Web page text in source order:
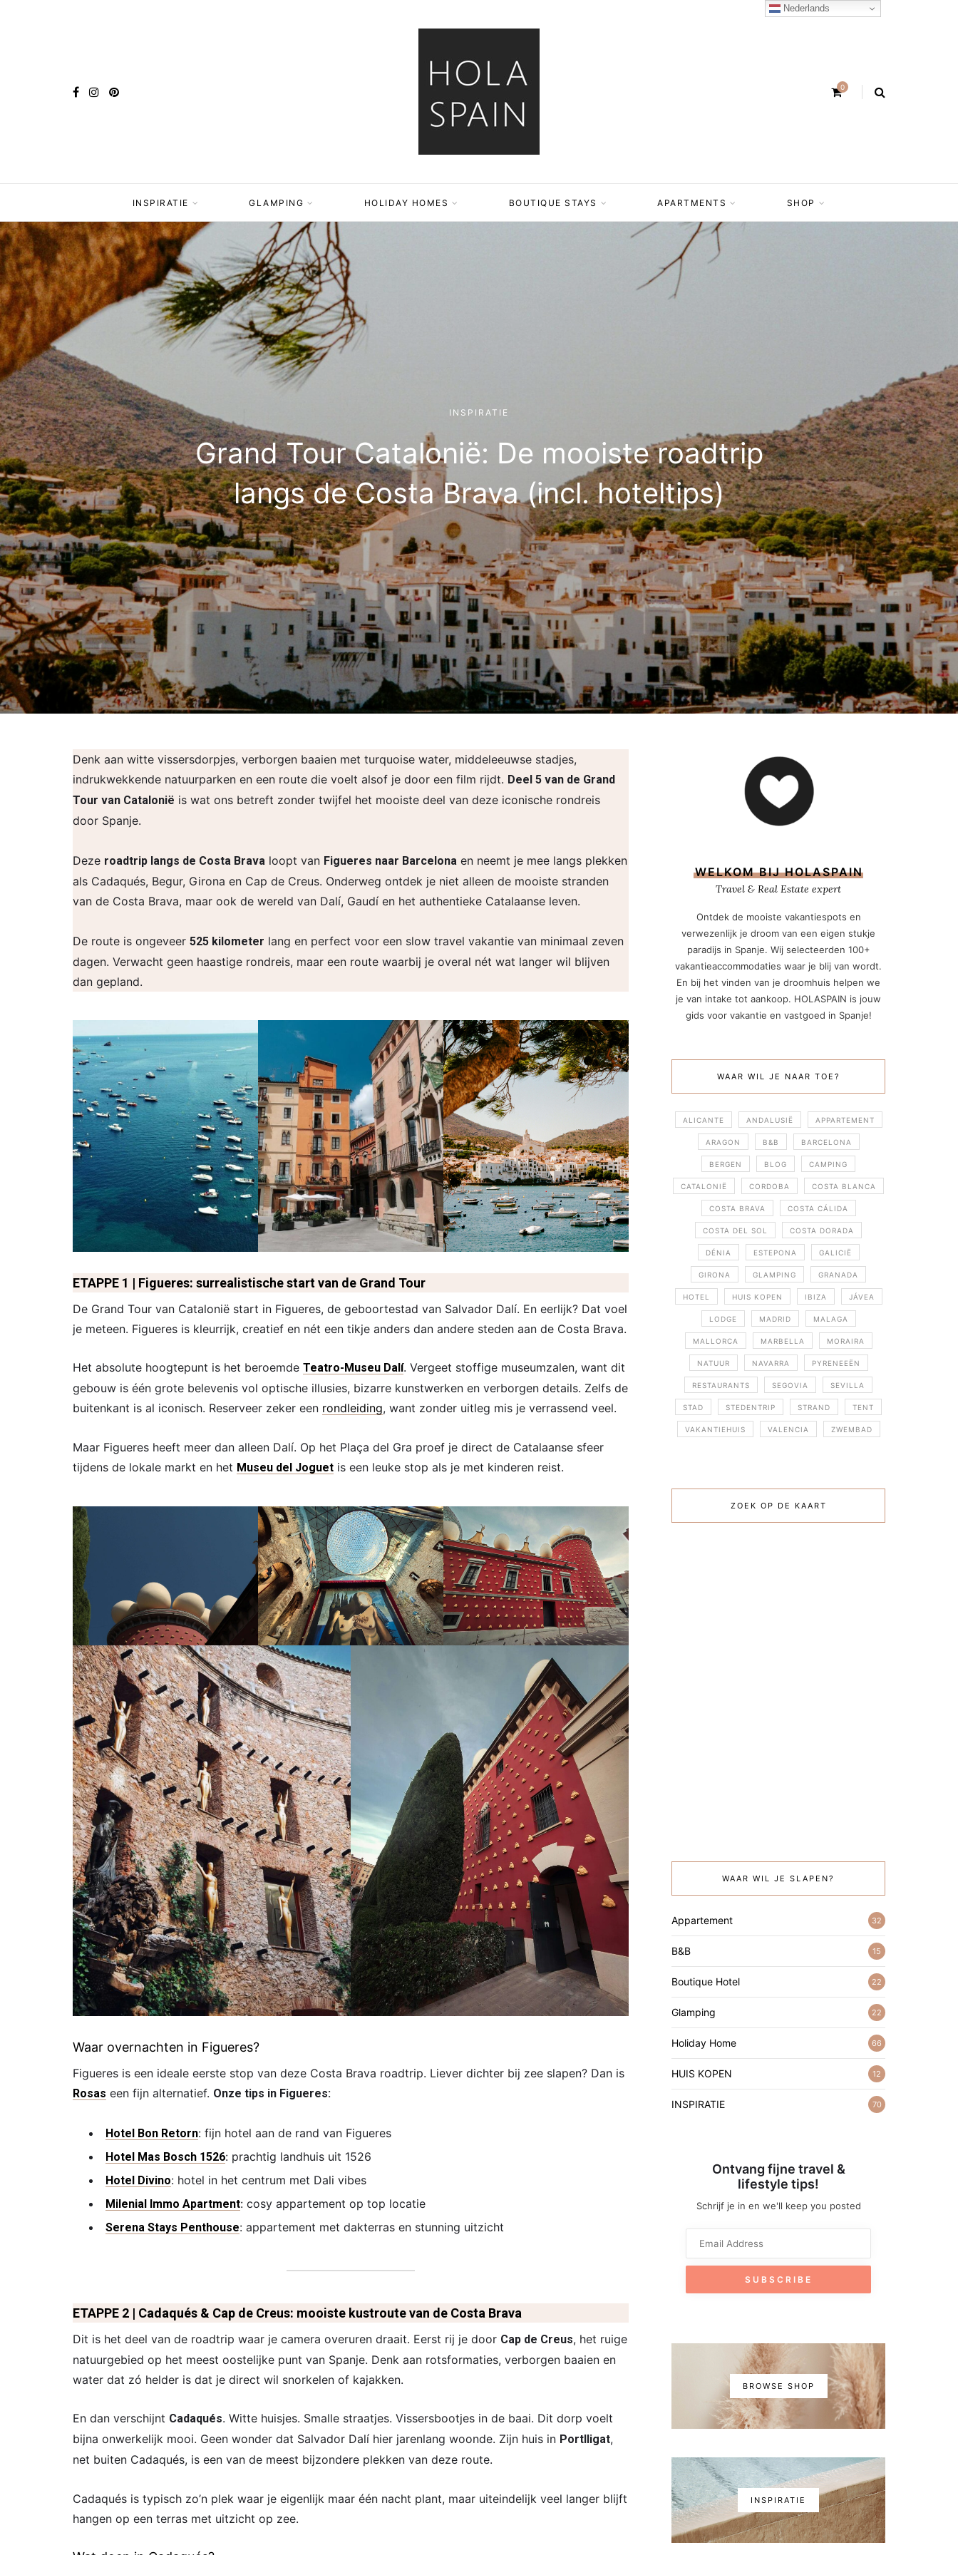
0
INSPIRATIE GLAMPING HOLIDAY HOMES BOUTIQUE STAYS APARTMENTS SHOP
INSPIRATIE
Grand Tour Catalonië: De mooiste roadtrip
langs de Costa Brava (incl. hoteltips)
Denk aan witte vissersdorpjes, verborgen baaien met turquoise water, middeleeuwse stadjes,
indrukwekkende natuurparken en een route die voelt alsof je door een film rijdt. Deel 5 van de Grand
Tour van Catalonië is wat ons betreft zonder twijfel het mooiste deel van deze iconische rondreis
door Spanje.
Deze roadtrip langs de Costa Brava loopt van Figueres naar Barcelona en neemt je mee langs plekken
als Cadaqués, Begur, Girona en Cap de Creus. Onderweg ontdek je niet alleen de mooiste stranden
van de Costa Brava, maar ook de wereld van Dalí, Gaudí en het authentieke Catalaanse leven.
De route is ongeveer 525 kilometer lang en perfect voor een slow travel vakantie van minimaal zeven
dagen. Verwacht geen haastige rondreis, maar een route waarbij je overal nét wat langer wil blijven
dan gepland.
ETAPPE 1 | Figueres: surrealistische start van de Grand Tour
De Grand Tour van Catalonië start in Figueres, de geboortestad van Salvador Dalí. En eerlijk? Dat voel
je meteen. Figueres is kleurrijk, creatief en nét een tikje anders dan andere steden aan de Costa Brava.
Het absolute hoogtepunt is het beroemde Teatro-Museu Dalí. Vergeet stoffige museumzalen, want dit
gebouw is één grote belevenis vol optische illusies, bizarre kunstwerken en verborgen details. Zelfs de
buitenkant is al iconisch. Reserveer zeker een rondleiding, want zonder uitleg mis je verrassend veel.
Maar Figueres heeft meer dan alleen Dalí. Op het Plaça del Gra proef je direct de Catalaanse sfeer
tijdens de lokale markt en het Museu del Joguet is een leuke stop als je met kinderen reist.
Waar overnachten in Figueres?
Figueres is een ideale eerste stop van deze Costa Brava roadtrip. Liever dichter bij zee slapen? Dan is
Rosas een fijn alternatief. Onze tips in Figueres:
Hotel Bon Retorn: fijn hotel aan de rand van Figueres
Hotel Mas Bosch 1526: prachtig landhuis uit 1526
Hotel Divino: hotel in het centrum met Dali vibes
Milenial Immo Apartment: cosy appartement op top locatie
Serena Stays Penthouse: appartement met dakterras en stunning uitzicht
ETAPPE 2 | Cadaqués & Cap de Creus: mooiste kustroute van de Costa Brava
Dit is het deel van de roadtrip waar je camera overuren draait. Eerst rij je door Cap de Creus, het ruige
natuurgebied op het meest oostelijke punt van Spanje. Denk aan rotsformaties, verborgen baaien en
water dat zó helder is dat je direct wil snorkelen of kajakken.
En dan verschijnt Cadaqués. Witte huisjes. Smalle straatjes. Vissersbootjes in de baai. Dit dorp voelt
bijna onwerkelijk mooi. Geen wonder dat Salvador Dalí hier jarenlang woonde. Zijn huis in Portlligat,
net buiten Cadaqués, is een van de meest bijzondere plekken van deze route.
Cadaqués is typisch zo’n plek waar je eigenlijk maar één nacht plant, maar uiteindelijk veel langer blijft
hangen op een terras met uitzicht op zee.
WELKOM BIJ HOLASPAIN
Travel & Real Estate expert
Ontdek de mooiste vakantiespots en
verwezenlijk je droom van een eigen stukje
paradijs in Spanje. Wij selecteerden 100+
vakantieaccommodaties waar je blij van wordt.
En bij het vinden van je droomhuis helpen we
je van intake tot aankoop. HOLASPAIN is jouw
gids voor vakantie en vastgoed in Spanje!
WAAR WIL JE NAAR TOE?
ALICANTE ANDALUSIË APPARTEMENT
ARAGON B&B BARCELONA
BERGEN BLOG CAMPING
CATALONIË CORDOBA COSTA BLANCA
COSTA BRAVA COSTA CÁLIDA
COSTA DEL SOL COSTA DORADA
DÉNIA ESTEPONA GALICIË
GIRONA GLAMPING GRANADA
HOTEL HUIS KOPEN IBIZA JÁVEA
LODGE MADRID MALAGA
MALLORCA MARBELLA MORAIRA
NATUUR NAVARRA PYRENEEËN
RESTAURANTS SEGOVIA SEVILLA
STAD STEDENTRIP STRAND TENT
VAKANTIEHUIS VALENCIA ZWEMBAD
ZOEK OP DE KAART
WAAR WIL JE SLAPEN?
Appartement 32
B&B 15
Boutique Hotel 22
Glamping 22
Holiday Home 66
HUIS KOPEN 12
INSPIRATIE 70
Ontvang fijne travel &
lifestyle tips!
Schrijf je in en we'll keep you posted
BROWSE SHOP
INSPIRATIE
Nederlands